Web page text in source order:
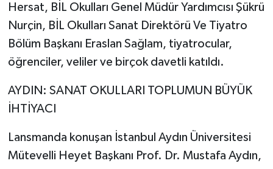
Hersat, BİL Okulları Genel Müdür Yardımcısı Şükrü
Nurçin, BİL Okulları Sanat Direktörü Ve Tiyatro
Bölüm Başkanı Eraslan Sağlam, tiyatrocular,
öğrenciler, veliler ve birçok davetli katıldı.
AYDIN: SANAT OKULLARI TOPLUMUN BÜYÜK
İHTİYACI
Lansmanda konuşan İstanbul Aydın Üniversitesi
Mütevelli Heyet Başkanı Prof. Dr. Mustafa Aydın,